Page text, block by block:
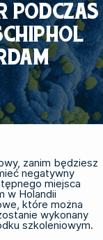
PODCZAS
zanim będziesz
negatywny
miejsca
w Holandii
które można
wykonany
szkoleniowym.